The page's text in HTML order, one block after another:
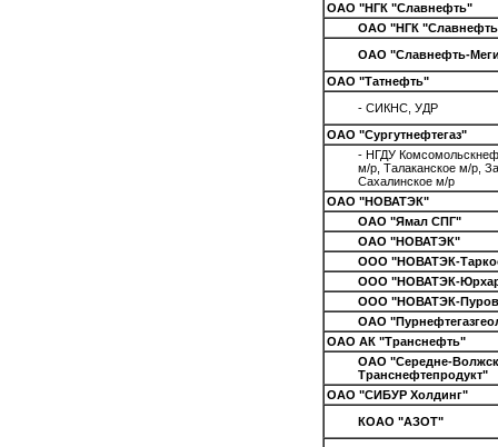
ОАО "НГК "Славнефть"
ОАО "НГК
ОАО "Славнефть-
ОАО "Татнефть"
- СИКНС, УДР
ОАО "Сургутнефтегаз"
- НГДУ
м/р, Талаканское м/р,
Сахалинское м/р
ОАО "НОВАТЭК"
ОАО "Ямал СПГ"
ОАО "НОВАТЭК"
ООО "НОВАТЭК-
ООО "НОВАТЭК-
ООО "НОВАТЭК-
ОАО
ОАО АК "Транснефть"
ОАО "Середне-
Транснефтепродукт"
ОАО "СИБУР Холдинг"
КОАО "АЗОТ"